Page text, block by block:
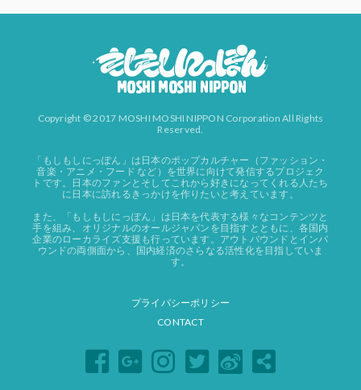
Copyright © 2017 MOSHI MOSHI NIPPON Corporation All Rights
Reserved.
「もしもしにっぽん」は日本のポップカルチャー（ファッション・
音楽・アニメ・フード など）を世界に向けて発信するプロジェク
トです。日本のファンとそしてこれから好きになってくれる人たち
に日本に訪れるきっかけを作りたいと考えています。
また、「もしもしにっぽん」は日本を代表する様々なコンテンツと
手を組み、オリジナルのオールジャパンを目指すとともに、各国内
企業のローカライズ支援も行っています。アウトバウンドとインバ
ウンドの両側面から、国内経済のさらなる活性化を目指していま
す。
プライバシーポリシー
CONTACT